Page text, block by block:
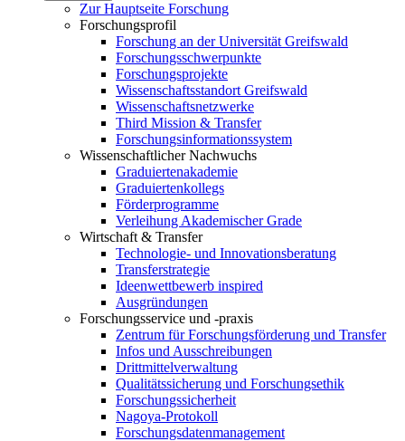
Zur Hauptseite Forschung
Forschungsprofil
Forschung an der Universität Greifswald
Forschungsschwerpunkte
Forschungsprojekte
Wissenschaftsstandort Greifswald
Wissenschaftsnetzwerke
Third Mission & Transfer
Forschungsinformationssystem
Wissenschaftlicher Nachwuchs
Graduiertenakademie
Graduiertenkollegs
Förderprogramme
Verleihung Akademischer Grade
Wirtschaft & Transfer
Technologie- und Innovationsberatung
Transferstrategie
Ideenwettbewerb inspired
Ausgründungen
Forschungsservice und -praxis
Zentrum für Forschungsförderung und Transfer
Infos und Ausschreibungen
Drittmittelverwaltung
Qualitätssicherung und Forschungsethik
Forschungssicherheit
Nagoya-Protokoll
Forschungsdatenmanagement